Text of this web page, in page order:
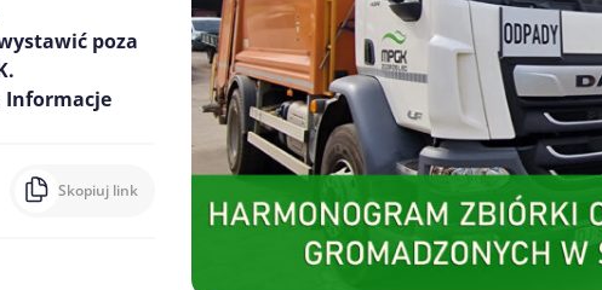
poza
Informacje
Skopiuj link